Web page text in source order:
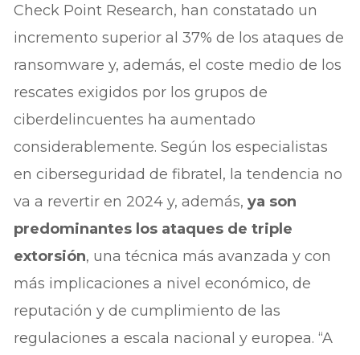
Check Point Research, han constatado un
incremento superior al 37% de los ataques de
ransomware y, además, el coste medio de los
rescates exigidos por los grupos de
ciberdelincuentes ha aumentado
considerablemente. Según los especialistas
en ciberseguridad de fibratel, la tendencia no
va a revertir en 2024 y, además,ya son
predominantes los ataques de triple
extorsión, una técnica más avanzada y con
más implicaciones a nivel económico, de
reputación y de cumplimiento de las
regulaciones a escala nacional y europea. “A